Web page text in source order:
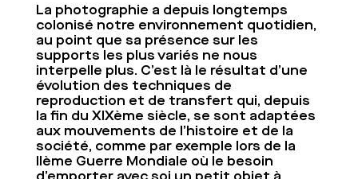
La photographie a depuis longtemps
colonisé notre environnement quotidien,
au point que sa présence sur les
supports les plus variés ne nous
interpelle plus. C’est là le résultat d’une
évolution des techniques de
reproduction et de transfert qui, depuis
la fin du XIXème siècle, se sont adaptées
aux mouvements de l’histoire et de la
société, comme par exemple lors de la
IIème Guerre Mondiale où le besoin